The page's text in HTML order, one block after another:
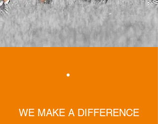
WE MAKE A DIFFERENCE